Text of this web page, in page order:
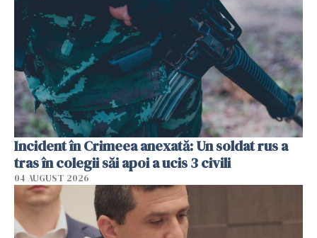
Incident în Crimeea anexată: Un soldat rus a
tras în colegii săi apoi a ucis 3 civili
04 AUGUST 2026